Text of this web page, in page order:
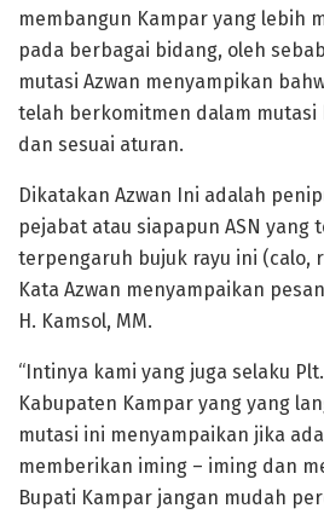
membangun Kampar yang lebih
pada berbagai bidang, oleh
mutasi Azwan menyampikan
telah berkomitmen dalam
dan sesuai aturan.
Dikatakan Azwan Ini adalah
pejabat atau siapapun ASN yang
terpengaruh bujuk rayu ini (calo,
Kata Azwan menyampaikan
H. Kamsol, MM.
“Intinya kami yang juga selaku
Kabupaten Kampar yang yang
mutasi ini menyampaikan jika
memberikan iming – iming dan
Bupati Kampar jangan mudah